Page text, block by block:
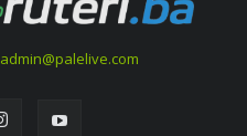
admin@palelive.com